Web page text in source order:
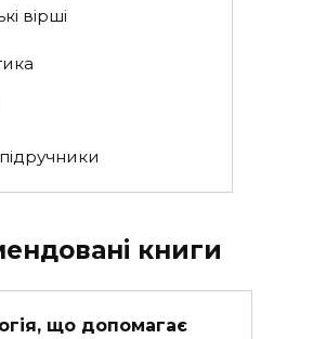
вірші
книги
що допомагає